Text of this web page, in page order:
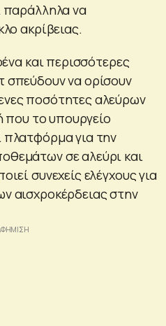
παράλληλα να
ακρίβειας.
και περισσότερες
σπεύδουν να ορίσουν
ποσότητες αλεύρων
που το υπουργείο
πλατφόρμα για την
σε αλεύρι και
συνεχείς ελέγχους για
αισχροκέρδειας στην